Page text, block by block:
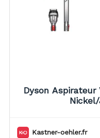
Dyson Aspirateur
Kastner-oehler.fr